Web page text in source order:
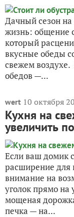
Дачный сезон на
жизнь: общение
который
вкусные обеды
свежем воздухе.
обедов —...
wert 10 октября
Кухня на
увеличить
Если ваш домик
расширение для
внимание на
уголок прямо на
мощеная
печка — на...